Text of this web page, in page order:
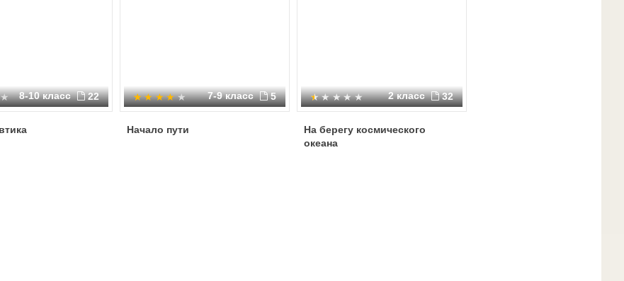
8-10 класс 22 7-9 класс 5
Начало пути
2 класс 32
На берегу космического
океана